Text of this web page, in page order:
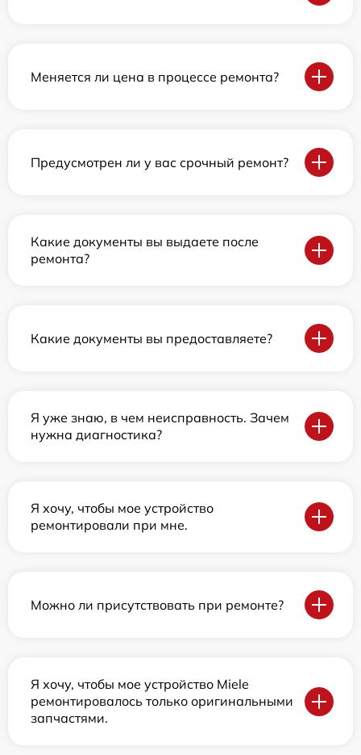
Меняется ли цена в процессе ремонта?
Предусмотрен ли у вас срочный ремонт?
Какие документы вы выдаете после
ремонта?
Какие документы вы предоставляете?
Я уже знаю, в чем неисправность. Зачем
нужна диагностика?
Я хочу, чтобы мое устройство
ремонтировали при мне.
Можно ли присутствовать при ремонте?
Я хочу, чтобы мое устройство Miele
ремонтировалось только оригинальными
запчастями.